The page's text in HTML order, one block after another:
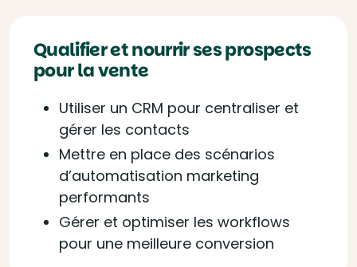
Qualifier et nourrir ses prospects
pour la vente
Utiliser un CRM pour centraliser et
gérer les contacts
Mettre en place des scénarios
d’automatisation marketing
performants
Gérer et optimiser les workflows
pour une meilleure conversion